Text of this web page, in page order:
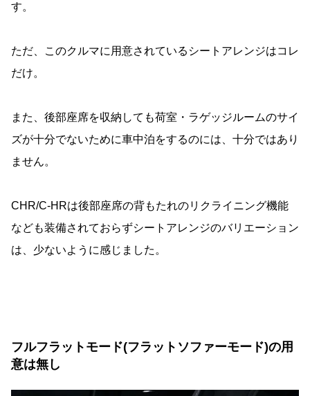
す。
ただ、このクルマに用意されているシートアレンジはコレ
だけ。
また、後部座席を収納しても荷室・ラゲッジルームのサイ
ズが十分でないために車中泊をするのには、十分ではあり
ません。
CHR/C-HRは後部座席の背もたれのリクライニング機能
なども装備されておらずシートアレンジのバリエーション
は、少ないように感じました。
フルフラットモード(フラットソファーモード)の用
意は無し